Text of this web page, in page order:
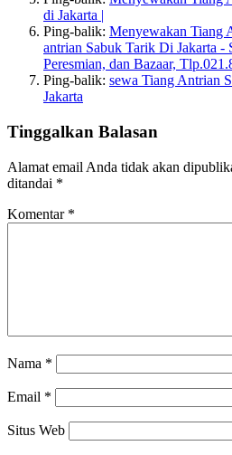
di Jakarta |
Ping-balik: Menyewakan Tiang
antrian Sabuk Tarik Di Jakarta -
Peresmian, dan Bazaar,
Ping-balik: sewa Tiang Antrian
Jakarta
Tinggalkan Balasan
Alamat email Anda tidak akan
ditandai *
Komentar *
Nama *
Email *
Situs Web